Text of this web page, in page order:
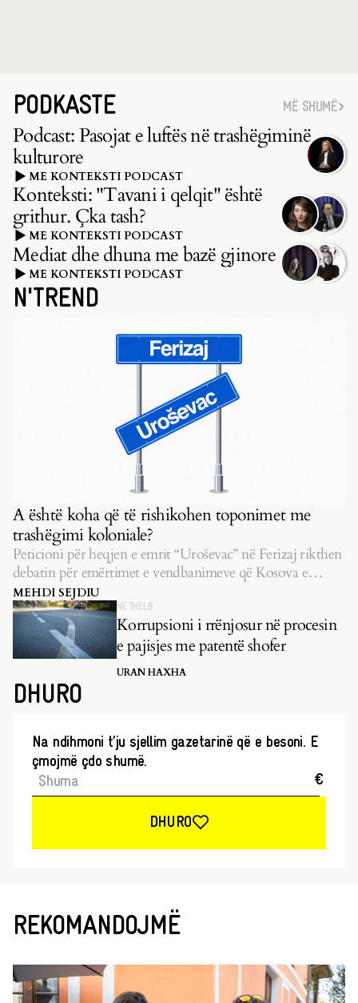
PODKASTE MË SHUMË
Podcast: Pasojat e luftës në trashëgiminë
kulturore
ME KONTEKSTI PODCAST
Konteksti: "Tavani i qelqit" është
grithur. Çka tash?
ME KONTEKSTI PODCAST
Mediat dhe dhuna me bazë gjinore
ME KONTEKSTI PODCAST
N'TREND
A është koha që të rishikohen toponimet me
trashëgimi koloniale?
Peticioni për heqjen e emrit “Uroševac” në Ferizaj rikthen
debatin për emërtimet e vendbanimeve që Kosova e
pasluftës i la të pazgjidhura.
MEHDI SEJDIU
NË THELB
Korrupsioni i rrënjosur në procesin
e pajisjes me patentë shofer
URAN HAXHA
DHURO
Na ndihmoni t’ju sjellim gazetarinë që e besoni. E
çmojmë çdo shumë.
€
DHURO
REKOMANDOJMË